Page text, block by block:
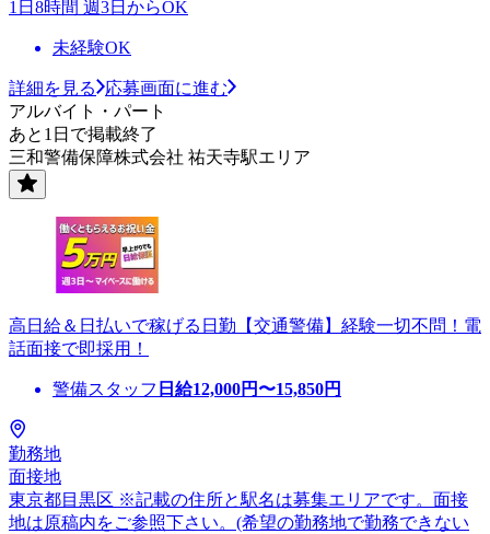
1日8時間 週3日からOK
未経験OK
詳細を見る
応募画面に進む
アルバイト・パート
あと1日で掲載終了
三和警備保障株式会社 祐天寺駅エリア
高日給＆日払いで稼げる日勤【交通警備】経験一切不問！電
話面接で即採用！
警備スタッフ 日給12,000円〜15,850円
勤務地
面接地
東京都目黒区 ※記載の住所と駅名は募集エリアです。面接
地は原稿内をご参照下さい。(希望の勤務地で勤務できない